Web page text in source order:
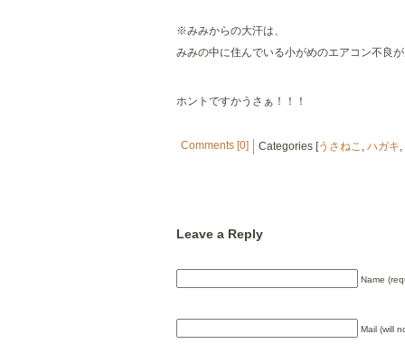
※みみからの大汗は、
みみの中に住んでいる小がめのエアコン不良
ホントですかうさぁ！！！
Comments [0] Categories [うさねこ , ハガキ,
Leave a Reply
Name
Mail (will